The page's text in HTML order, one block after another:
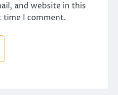
and website in this
I comment.